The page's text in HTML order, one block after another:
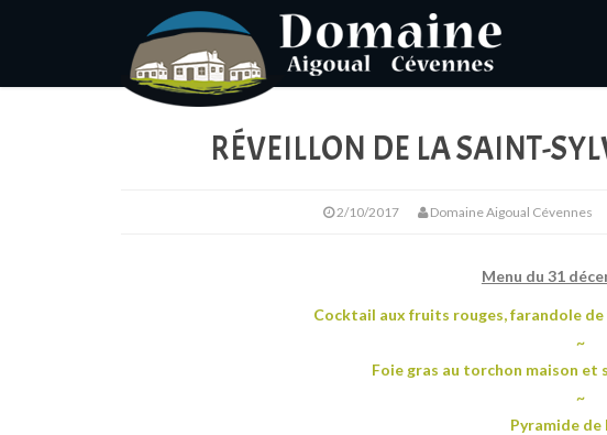
RÉVEILLON DE LA SAINT-
2/10/2017 Domaine Aigoual Cévennes
Menu du 31
Cocktail aux fruits rouges, farandole
~
Foie gras au torchon maison
~
Pyramide de